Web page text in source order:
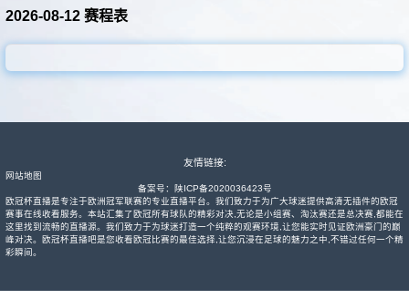
2026-08-12 赛程表
友情链接:
网站地图
备案号：
陕ICP备2020036423号
欧冠杯直播是专注于欧洲冠军联赛的专业直播平台。我们致力于为广大球迷提供高清无插件的欧冠
赛事在线收看服务。本站汇集了欧冠所有球队的精彩对决,无论是小组赛、淘汰赛还是总决赛,都能在
这里找到流畅的直播源。我们致力于为球迷打造一个纯粹的观赛环境,让您能实时见证欧洲豪门的巅
峰对决。欧冠杯直播吧是您收看欧冠比赛的最佳选择,让您沉浸在足球的魅力之中,不错过任何一个精
彩瞬间。